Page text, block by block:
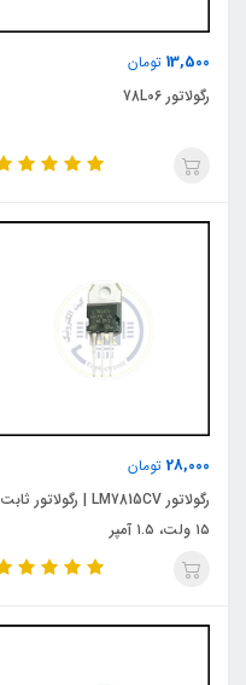
13,500 تومان
رگولاتور 78L06
28,000 تومان
رگولاتور LM7815CV | رگولاتور ثابت
۱۵ ولت، ۱.۵ آمپر